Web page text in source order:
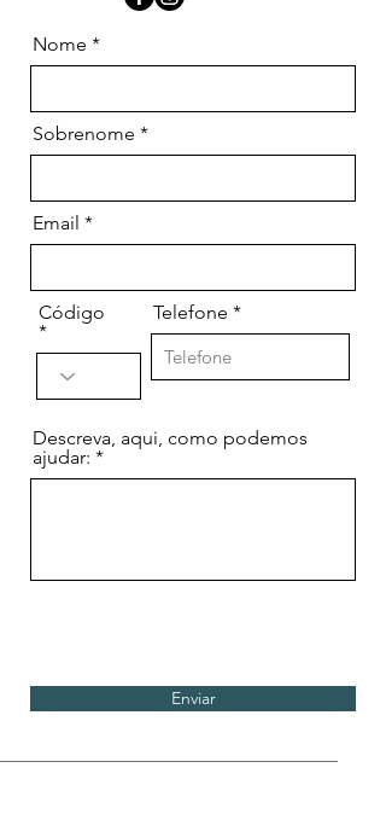
Nome
Sobrenome
Email
Código Telefone
Descreva, aqui, como podemos
ajudar:
Enviar